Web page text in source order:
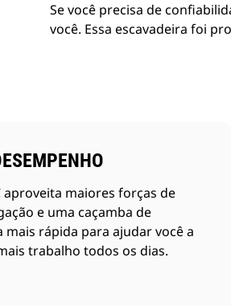
Se você precisa de
você. Essa escavadeira foi
aproveita maiores forças de
e uma caçamba de
mais rápida para ajudar você a
trabalho todos os dias.